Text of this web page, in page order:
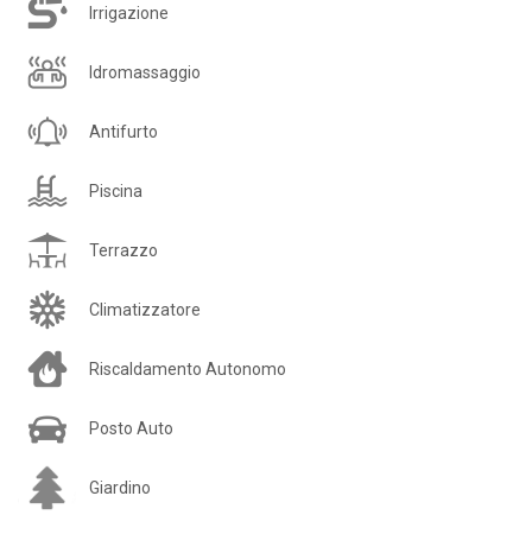
Irrigazione
Idromassaggio
Antifurto
Piscina
Terrazzo
Climatizzatore
Riscaldamento Autonomo
Posto Auto
Giardino